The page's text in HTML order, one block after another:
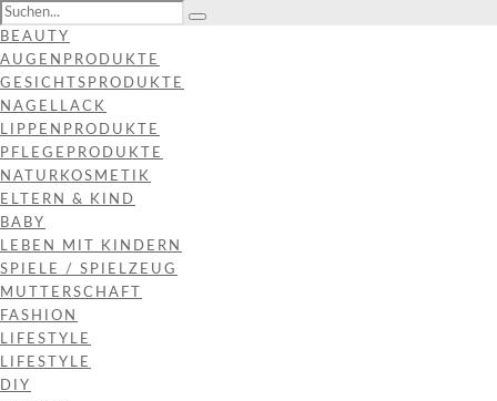
BEAUTY
AUGENPRODUKTE
GESICHTSPRODUKTE
NAGELLACK
LIPPENPRODUKTE
PFLEGEPRODUKTE
NATURKOSMETIK
ELTERN & KIND
BABY
LEBEN MIT KINDERN
SPIELE / SPIELZEUG
MUTTERSCHAFT
FASHION
LIFESTYLE
LIFESTYLE
DIY